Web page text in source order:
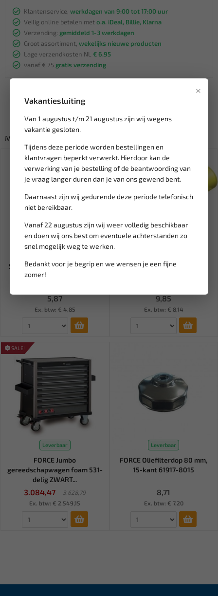
×
Vakantiesluiting
Van 1 augustus t/m 21 augustus zijn wij wegens
vakantie gesloten.
Tijdens deze periode worden bestellingen en
klantvragen beperkt verwerkt. Hierdoor kan de
verwerking van je bestelling of de beantwoording van
je vraag langer duren dan je van ons gewend bent.
Daarnaast zijn wij gedurende deze periode telefonisch
niet bereikbaar.
Vanaf 22 augustus zijn wij weer volledig beschikbaar
en doen wij ons best om eventuele achterstanden zo
snel mogelijk weg te werken.
Bedankt voor je begrip en we wensen je een fijne
zomer!
Klantenservice, werkdagen van 9:00 tot 17:00 uur
Veilig online betalen met o.a. iDeal, Billie, Klarna
Verzending: gemiddeld 1-3 werkdagen
Groot assortiment, wekelijks nieuwe producten
Lage verzendkosten NL € 6,95
vanaf € 75 gratis verzending
Misschien ook interessant:
Leverbaar
Steekzekering mikro II 25A (1
st.) BL-SFM2025
5,87
Ex. btw: € 4,85
THERMOSEAL NYLON
9,85
Ex. btw: € 8,14
SALE!
Leverbaar
FORCE Jumbo
gereedschapwagen foam 531-
delig ZWART...
3.084,47
3.628,79
Ex. btw: € 2.549,15
Leverbaar
FORCE Oliefilterdop 80 mm,
15-kant 61917-8015
8,71
Ex. btw: € 7,20